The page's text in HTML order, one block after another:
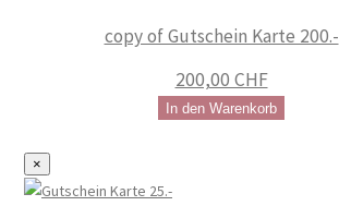
copy of Gutschein Karte 200.-
200,00 CHF
In den Warenkorb
×